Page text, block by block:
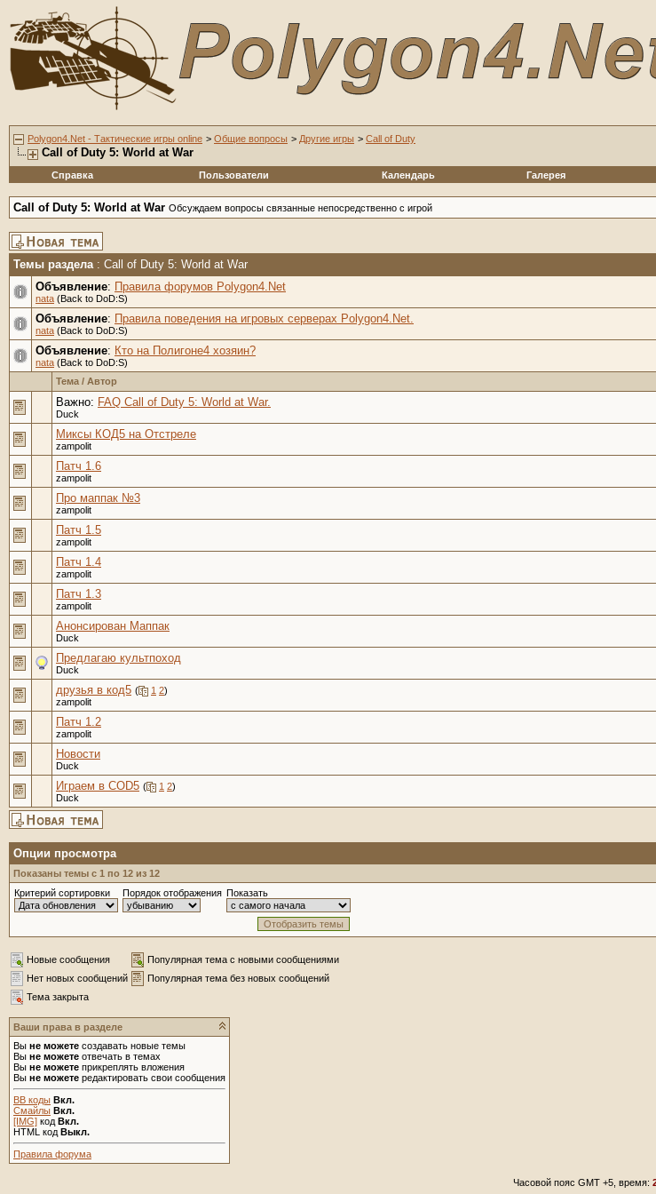
Polygon4.Net - Тактические игры online > Общие вопросы > Другие игры > Call of Duty
Call of Duty 5: World at War
Справка
Пользователи Календарь Галерея
Call of Duty 5: World at War Обсуждаем вопросы связанные непосредственно с игрой
Темы раздела: Call of Duty 5: World at War
Объявление: Правила форумов Polygon4.Net
nata (Back to DoD:S)
Объявление: Правила поведения на игровых серверах Polygon4.Net.
nata (Back to DoD:S)
Объявление: Кто на Полигоне4 хозяин?
nata (Back to DoD:S)
Тема / Автор
Важно: FAQ Call of Duty 5: World at War.
Duck
Миксы КОД5 на Отстреле
zampolit
Патч 1.6
zampolit
Про маппак №3
zampolit
Патч 1.5
zampolit
Патч 1.4
zampolit
Патч 1.3
zampolit
Анонсирован Маппак
Duck
Предлагаю культпоход
Duck
друзья в код5 ( 1 2)
zampolit
Патч 1.2
zampolit
Новости
Duck
Играем в COD5 ( 1 2)
Duck
Опции просмотра
Показаны темы с 1 по 12 из 12
Критерий сортировки
Порядок отображения Показать
Новые сообщения
Популярная тема с новыми сообщениями
Нет новых сообщений
Популярная тема без новых сообщений
Тема закрыта
Ваши права в разделе
Вы не можете создавать новые темы
Вы не можете отвечать в темах
Вы не можете прикреплять вложения
Вы не можете редактировать свои сообщения
BB коды Вкл.
Смайлы Вкл.
[IMG] код Вкл.
HTML код Выкл.
Правила форума
Часовой пояс GMT +5, время: